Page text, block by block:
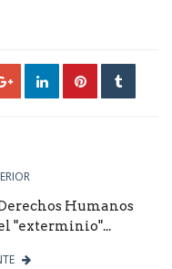
Humanos
"exterminio"...